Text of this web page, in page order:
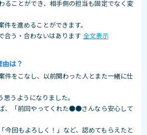
ることができ、相手側の担当も固定でなく変
を進めることができます。
合う・合わないはあります 全文表示
は？
件をこなし、以前関わった人とまた一緒に仕
うようになりました。
、「前回やってくれた●●さんなら安心して
今回もよろしく！」など、認めてもらえたと